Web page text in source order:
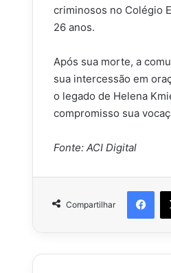
criminosos no Colégio
26 anos.
Após sua morte, a
sua intercessão em
o legado de Helena
compromisso sua
Fonte: ACI Digital
Compartilhar